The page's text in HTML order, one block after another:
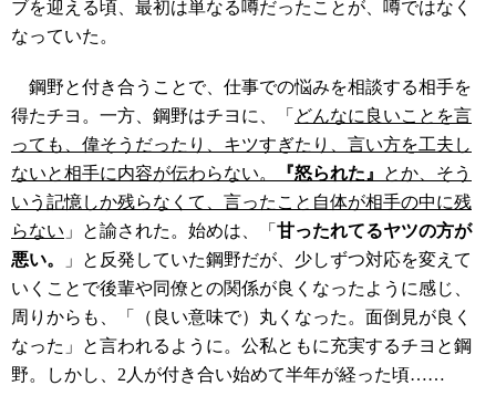
ブを迎える頃、最初は単なる噂だったことが、噂ではなく
なっていた。
鋼野と付き合うことで、仕事での悩みを相談する相手を
得たチヨ。一方、鋼野はチヨに、「 どんなに良いことを言
っても、偉そうだったり、キツすぎたり、言い方を工夫し
ないと相手に内容が伝わらない。
『怒られた』
とか、そう
いう記憶しか残らなくて、言ったこと自体が相手の中に残
らない 」と諭された。始めは、「 甘ったれてるヤツの方が
悪い。
」と反発していた鋼野だが、少しずつ対応を変えて
いくことで後輩や同僚との関係が良くなったように感じ、
周りからも、「（良い意味で）丸くなった。面倒見が良く
なった」と言われるように。公私ともに充実するチヨと鋼
野。しかし、2人が付き合い始めて半年が経った頃……